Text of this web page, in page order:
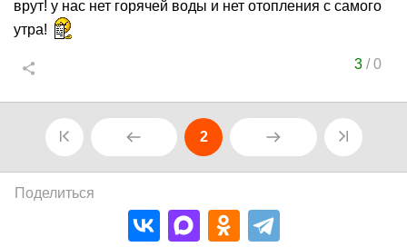
врут! у нас нет горячей воды и нет отопления с самого
утра!
3/0
2
Поделиться